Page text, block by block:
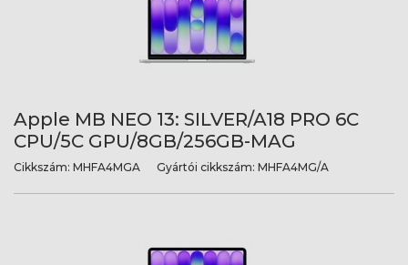
Apple MB NEO 13: SILVER/A18 PRO 6C
CPU/5C GPU/8GB/256GB-MAG
Cikkszám: MHFA4MGA Gyártói cikkszám: MHFA4MG/A